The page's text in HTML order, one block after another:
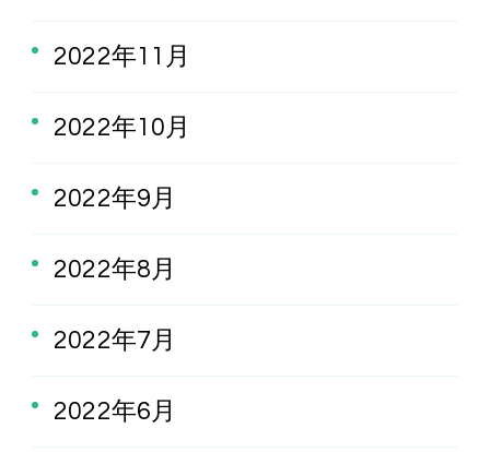
2022年11月
2022年10月
2022年9月
2022年8月
2022年7月
2022年6月